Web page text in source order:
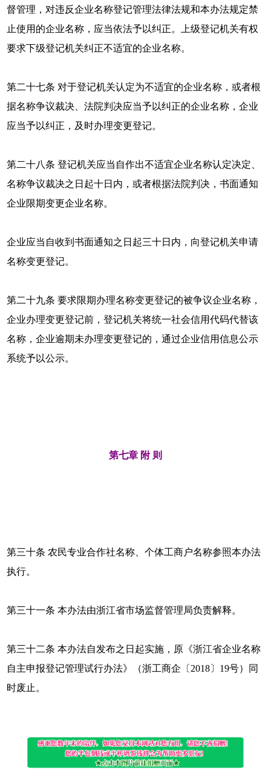
督管理，对违反企业名称登记管理法律法规和本办法规定禁
止使用的企业名称，应当依法予以纠正。上级登记机关有权
要求下级登记机关纠正不适宜的企业名称。
第二十七条 对于登记机关认定为不适宜的企业名称，或者根
据名称争议裁决、法院判决应当予以纠正的企业名称，企业
应当予以纠正，及时办理变更登记。
第二十八条 登记机关应当自作出不适宜企业名称认定决定、
名称争议裁决之日起十日内，或者根据法院判决，书面通知
企业限期变更企业名称。
企业应当自收到书面通知之日起三十日内，向登记机关申请
名称变更登记。
第二十九条 要求限期办理名称变更登记的被争议企业名称，
企业办理变更登记前，登记机关将统一社会信用代码代替该
名称，企业逾期未办理变更登记的，通过企业信用信息公示
系统予以公示。
第七章 附 则
第三十条 农民专业合作社名称、个体工商户名称参照本办法
执行。
第三十一条 本办法由浙江省市场监督管理局负责解释。
第三十二条 本办法自发布之日起实施，原《浙江省企业名称
自主申报登记管理试行办法》（浙工商企〔2018〕19号）同
时废止。